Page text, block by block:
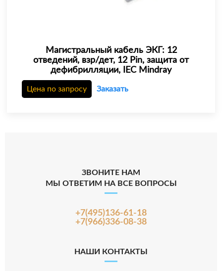
Магистральный кабель ЭКГ: 12
отведений, взр/дет, 12 Pin, защита от
дефибрилляции, IEC Mindray
Цена по запросу Заказать
ЗВОНИТЕ НАМ
МЫ ОТВЕТИМ НА ВСЕ ВОПРОСЫ
+7(495)136-61-18
+7(966)336-08-38
НАШИ КОНТАКТЫ